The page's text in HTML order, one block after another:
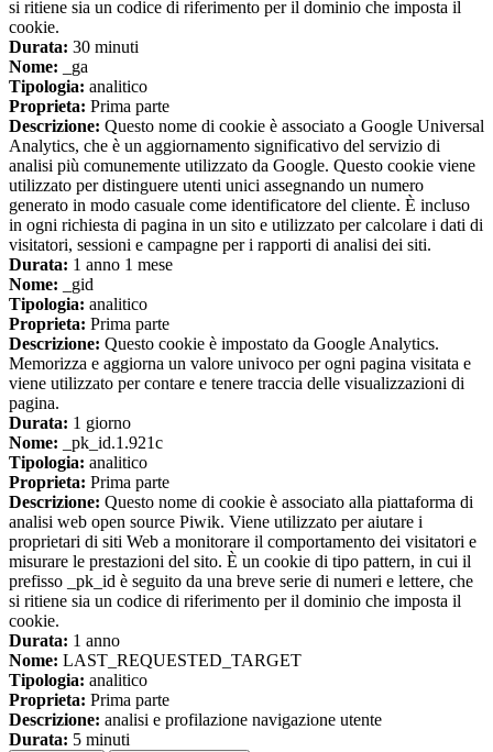
si ritiene sia un codice di riferimento per il dominio che imposta il
cookie.
Durata: 30 minuti
Nome: _ga
Tipologia: analitico
Proprieta: Prima parte
Descrizione: Questo nome di cookie è associato a Google Universal
Analytics, che è un aggiornamento significativo del servizio di
analisi più comunemente utilizzato da Google. Questo cookie viene
utilizzato per distinguere utenti unici assegnando un numero
generato in modo casuale come identificatore del cliente. È incluso
in ogni richiesta di pagina in un sito e utilizzato per calcolare i dati di
visitatori, sessioni e campagne per i rapporti di analisi dei siti.
Durata: 1 anno 1 mese
Nome: _gid
Tipologia: analitico
Proprieta: Prima parte
Descrizione: Questo cookie è impostato da Google Analytics.
Memorizza e aggiorna un valore univoco per ogni pagina visitata e
viene utilizzato per contare e tenere traccia delle visualizzazioni di
pagina.
Durata: 1 giorno
Nome: _pk_id.1.921c
Tipologia: analitico
Proprieta: Prima parte
Descrizione: Questo nome di cookie è associato alla piattaforma di
analisi web open source Piwik. Viene utilizzato per aiutare i
proprietari di siti Web a monitorare il comportamento dei visitatori e
misurare le prestazioni del sito. È un cookie di tipo pattern, in cui il
prefisso _pk_id è seguito da una breve serie di numeri e lettere, che
si ritiene sia un codice di riferimento per il dominio che imposta il
cookie.
Durata: 1 anno
Nome: LAST_REQUESTED_TARGET
Tipologia: analitico
Proprieta: Prima parte
Descrizione: analisi e profilazione navigazione utente
Durata: 5 minuti